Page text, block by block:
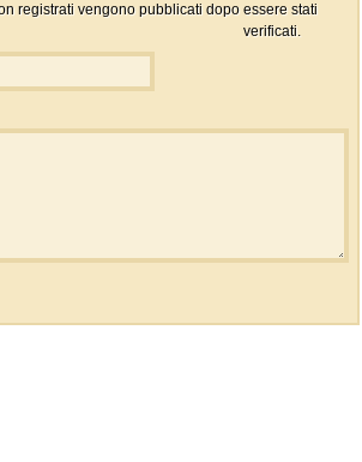
registrati vengono pubblicati dopo essere stati
verificati.